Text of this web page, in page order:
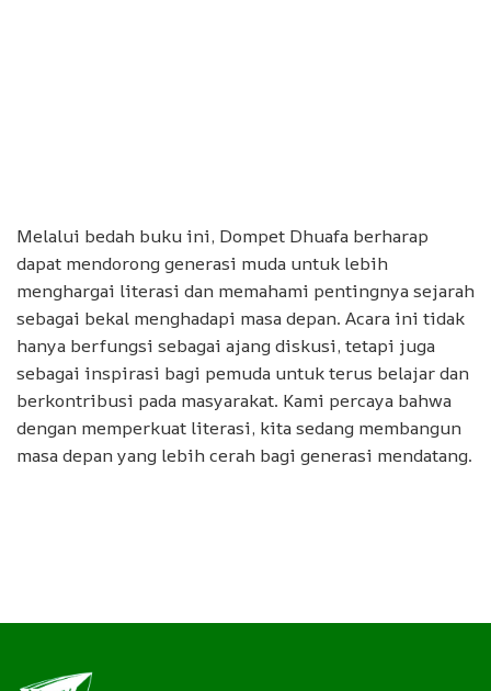
Melalui bedah buku ini, Dompet Dhuafa berharap
dapat mendorong generasi muda untuk lebih
menghargai literasi dan memahami pentingnya sejarah
sebagai bekal menghadapi masa depan. Acara ini tidak
hanya berfungsi sebagai ajang diskusi, tetapi juga
sebagai inspirasi bagi pemuda untuk terus belajar dan
berkontribusi pada masyarakat. Kami percaya bahwa
dengan memperkuat literasi, kita sedang membangun
masa depan yang lebih cerah bagi generasi mendatang.